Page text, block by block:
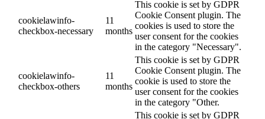
cookielawinfo-
checkbox-necessary
11
months
This cookie is set by GDPR
Cookie Consent plugin. The
cookies is used to store the
user consent for the cookies
in the category "Necessary".
cookielawinfo-
checkbox-others
11
months
This cookie is set by GDPR
Cookie Consent plugin. The
cookie is used to store the
user consent for the cookies
in the category "Other.
This cookie is set by GDPR